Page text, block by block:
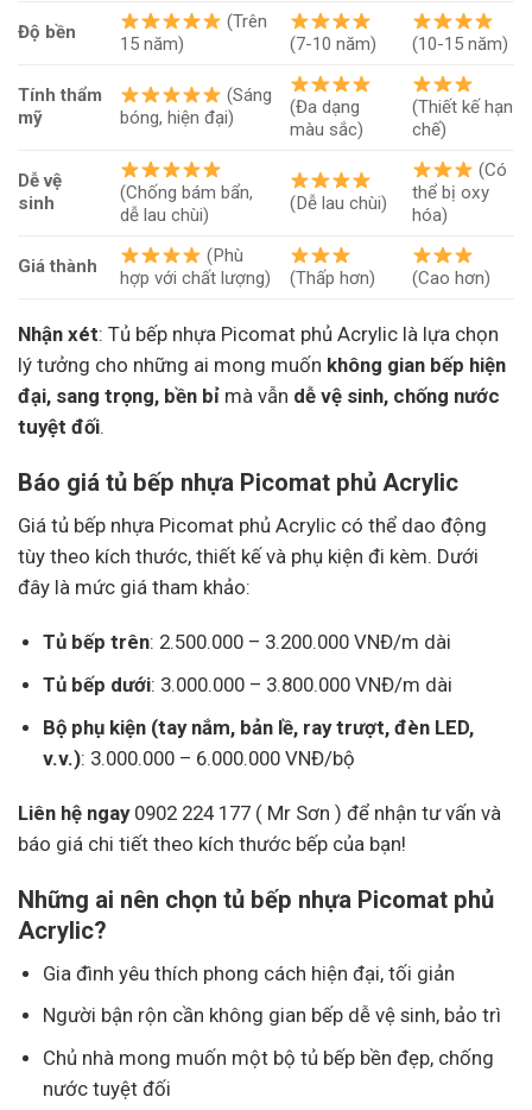
Độ bền
(Trên
15 năm)
(7-10 năm) (10-15 năm)
Tính thẩm
mỹ
(Sáng
bóng, hiện đại)
(Đa dạng
màu sắc)
(Thiết kế hạn
chế)
Dễ vệ
sinh
(Chống bám bẩn,
dễ lau chùi)
(Dễ lau chùi)
(Có
thể bị oxy
hóa)
Giá thành
(Phù
hợp với chất lượng)
(Thấp hơn) (Cao hơn)
Nhận xét: Tủ bếp nhựa Picomat phủ Acrylic là lựa chọn
lý tưởng cho những ai mong muốn không gian bếp hiện
đại, sang trọng, bền bỉ mà vẫn dễ vệ sinh, chống nước
tuyệt đối.
Báo giá tủ bếp nhựa Picomat phủ Acrylic
Giá tủ bếp nhựa Picomat phủ Acrylic có thể dao động
tùy theo kích thước, thiết kế và phụ kiện đi kèm. Dưới
đây là mức giá tham khảo:
Tủ bếp trên: 2.500.000 – 3.200.000 VNĐ/m dài
Tủ bếp dưới: 3.000.000 – 3.800.000 VNĐ/m dài
Bộ phụ kiện (tay nắm, bản lề, ray trượt, đèn LED,
v.v.): 3.000.000 – 6.000.000 VNĐ/bộ
Liên hệ ngay0902 224 177 ( Mr Sơn ) để nhận tư vấn và
báo giá chi tiết theo kích thước bếp của bạn!
Những ai nên chọn tủ bếp nhựa Picomat phủ
Acrylic?
Gia đình yêu thích phong cách hiện đại, tối giản
Người bận rộn cần không gian bếp dễ vệ sinh, bảo trì
Chủ nhà mong muốn một bộ tủ bếp bền đẹp, chống
nước tuyệt đối